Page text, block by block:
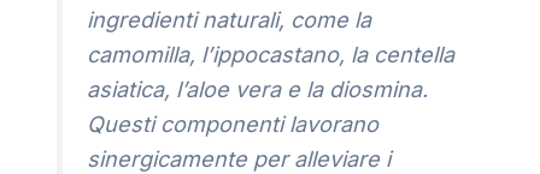
ingredienti naturali, come la
camomilla, l’ippocastano, la centella
asiatica, l’aloe vera e la diosmina.
Questi componenti lavorano
sinergicamente per alleviare i